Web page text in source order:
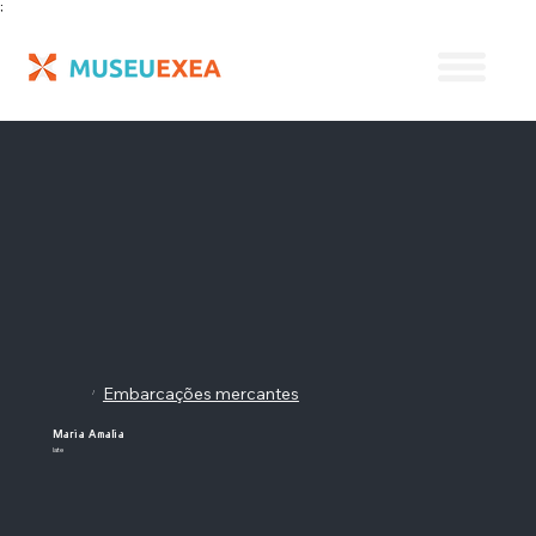
;
/ Embarcações mercantes
Maria Amalia
Iate